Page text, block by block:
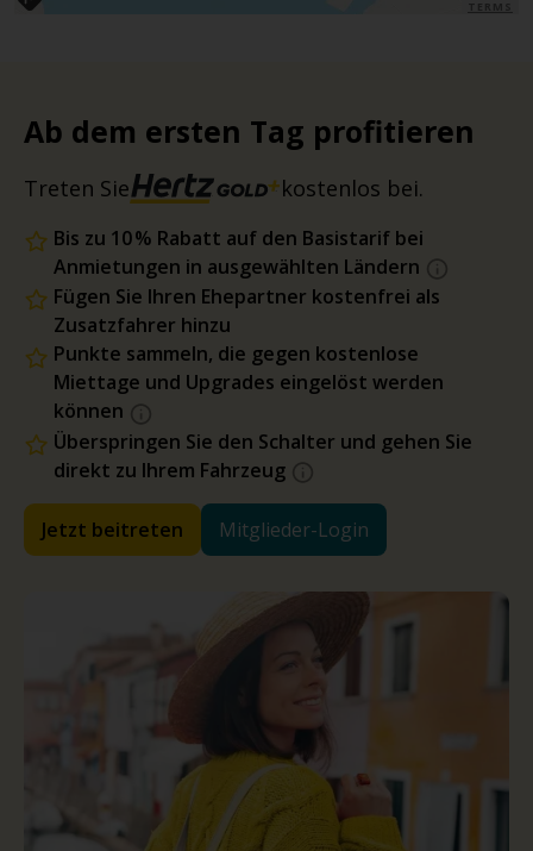
Ab dem ersten Tag profitieren
Treten Sie kostenlos bei.
Bis zu 10 % Rabatt auf den Basistarif bei
Anmietungen in ausgewählten Ländern
Fügen Sie Ihren Ehepartner kostenfrei als
Zusatzfahrer hinzu
Punkte sammeln, die gegen kostenlose
Miettage und Upgrades eingelöst werden
können
Überspringen Sie den Schalter und gehen Sie
direkt zu Ihrem Fahrzeug
Jetzt beitreten Mitglieder-Login